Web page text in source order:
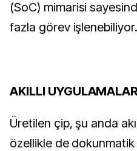
(SoC) mimarisi
fazla görev işlenebiliyor.
AKILLI
Üretilen çip, şu anda
özellikle de dokunmatik